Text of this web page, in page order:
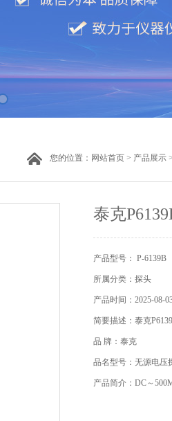
您的位置： 网站首页 > 产品展示 >
泰克
产品型号： P-6139B
所属分类：探头
产品时间：2025-08-
简要描述：泰克
品 牌：泰克
品名型号：无源电压
产品简介：DC～